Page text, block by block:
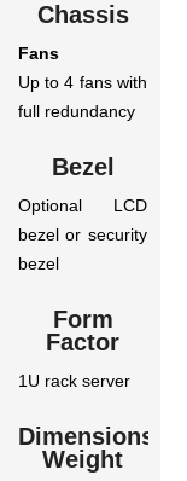
Chassis
Fans
Up to 4 fans with
full redundancy
Bezel
Optional LCD
bezel or security
bezel
Form
Factor
1U rack server
Dimensions &
Weight